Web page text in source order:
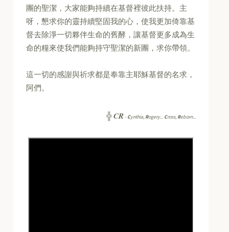
團的聖潔，大家能夠持續在基督裡彼此扶持。主
呀，懇求你的靈持續堅固我的心，使我更加倚靠基
督去除淨一切夥伴生命的舊酵，讓基督更多成為生
命的糧來使我們能夠持守聖潔的新團，求你帶領。
這一切的感謝與祈求都是奉靠主耶穌基督的名求，
阿們。
╬CR -Cynthia, Rogery... Cross, Reborn...